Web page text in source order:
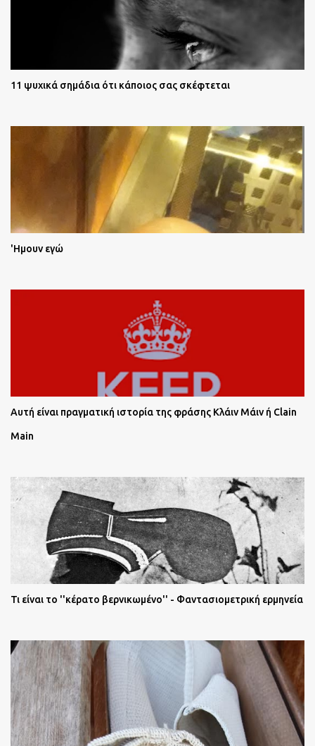
11 ψυχικά σημάδια ότι κάποιος σας σκέφτεται
'Ημουν εγώ
Αυτή είναι πραγματική ιστορία της φράσης Κλάιν Μάιν ή Clain
Main
Τι είναι το ''κέρατο βερνικωμένο'' - Φαντασιομετρική ερμηνεία